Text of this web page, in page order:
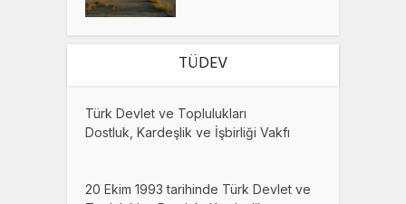
TÜDEV
Türk Devlet ve Toplulukları
Dostluk, Kardeşlik ve İşbirliği Vakfı
20 Ekim 1993 tarihinde Türk Devlet ve